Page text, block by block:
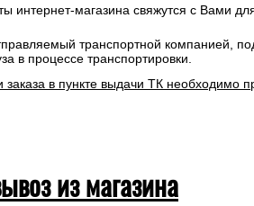
интернет-магазина свяжутся с Вами
транспортной компанией,
в процессе транспортировки.
заказа в пункте выдачи ТК необходимо
из магазина